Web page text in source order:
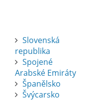
Slovenská
republika
Spojené
Arabské Emiráty
Španělsko
Švýcarsko